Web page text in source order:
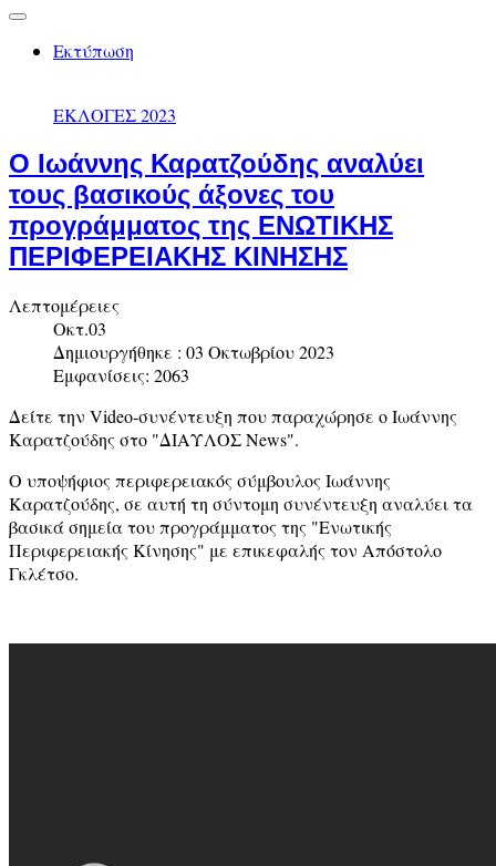
Εκτύπωση
ΕΚΛΟΓΕΣ 2023
Ο Ιωάννης Καρατζούδης αναλύει
τους βασικούς άξονες του
προγράμματος της ΕΝΩΤΙΚΗΣ
ΠΕΡΙΦΕΡΕΙΑΚΗΣ ΚΙΝΗΣΗΣ
Λεπτομέρειες
Οκτ.03
Δημιουργήθηκε : 03 Οκτωβρίου 2023
Εμφανίσεις: 2063
Δείτε την Video-συνέντευξη που παραχώρησε ο Ιωάννης
Καρατζούδης στο "ΔΙΑΥΛΟΣ News".
Ο υποψήφιος περιφερειακός σύμβουλος Ιωάννης
Καρατζούδης, σε αυτή τη σύντομη συνέντευξη αναλύει τα
βασικά σημεία του προγράμματος της "Ενωτικής
Περιφερειακής Κίνησης" με επικεφαλής τον Απόστολο
Γκλέτσο.